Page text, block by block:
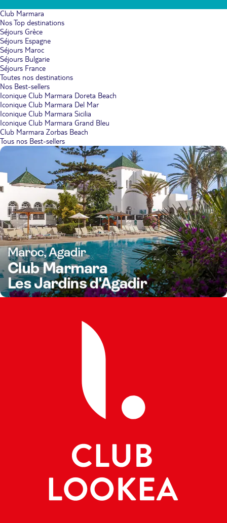
Club Marmara
Nos Top destinations
Séjours Grèce
Séjours Espagne
Séjours Maroc
Séjours Bulgarie
Séjours France
Toutes nos destinations
Nos Best-sellers
Iconique Club Marmara Doreta Beach
Iconique Club Marmara Del Mar
Iconique Club Marmara Sicilia
Iconique Club Marmara Grand Bleu
Club Marmara Zorbas Beach
Tous nos Best-sellers